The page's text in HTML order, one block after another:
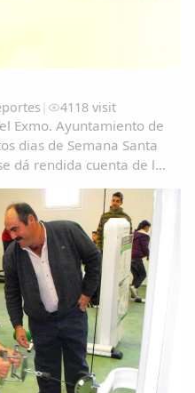
| 4118 visit
Exmo. Ayuntamiento de
dias de Semana Santa
dá rendida cuenta de las
a cabo desde las